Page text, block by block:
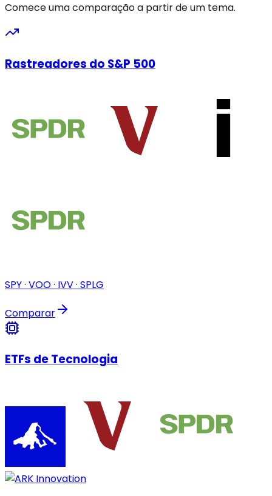
Comece uma comparação a partir de um tema.
Rastreadores do S&P 500
SPY · VOO · IVV · SPLG
Comparar
ETFs de Tecnologia